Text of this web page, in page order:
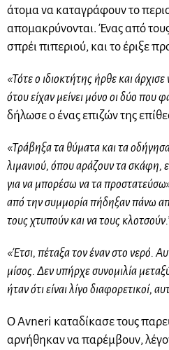
άτομα να καταγράφουν το
απομακρύνονται. Ένας από
σπρέι πιπεριού, και το έριξε
«Τότε ο ιδιοκτήτης ήρθε και
ότου είχαν μείνει μόνο οι δύο που
δήλωσε ο ένας επιζών της
«Τράβηξα τα θύματα και τα
λιμανιού, όπου αράζουν τα σκάφη,
για να μπορέσω να τα
από την συμμορία πήδηξαν πάνω
τους χτυπούν και να τους κλοτσούν
«Έτσι, πέταξα τον έναν στο νερό.
μίσος. Δεν υπήρχε συνομιλία
ήταν ότι είναι λίγο διαφορετικοί,
ΟAvneri καταδίκασε τους
αρνήθηκαν να παρέμβουν,